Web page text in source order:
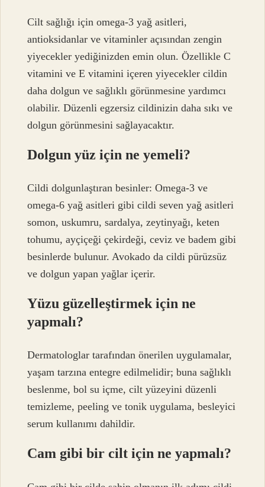
Cilt sağlığı için omega-3 yağ asitleri,
antioksidanlar ve vitaminler açısından zengin
yiyecekler yediğinizden emin olun. Özellikle C
vitamini ve E vitamini içeren yiyecekler cildin
daha dolgun ve sağlıklı görünmesine yardımcı
olabilir. Düzenli egzersiz cildinizin daha sıkı ve
dolgun görünmesini sağlayacaktır.
Dolgun yüz için ne yemeli?
Cildi dolgunlaştıran besinler: Omega-3 ve
omega-6 yağ asitleri gibi cildi seven yağ asitleri
somon, uskumru, sardalya, zeytinyağı, keten
tohumu, ayçiçeği çekirdeği, ceviz ve badem gibi
besinlerde bulunur. Avokado da cildi pürüzsüz
ve dolgun yapan yağlar içerir.
Yüzu güzelleştirmek için ne
yapmalı?
Dermatologlar tarafından önerilen uygulamalar,
yaşam tarzına entegre edilmelidir; buna sağlıklı
beslenme, bol su içme, cilt yüzeyini düzenli
temizleme, peeling ve tonik uygulama, besleyici
serum kullanımı dahildir.
Cam gibi bir cilt için ne yapmalı?